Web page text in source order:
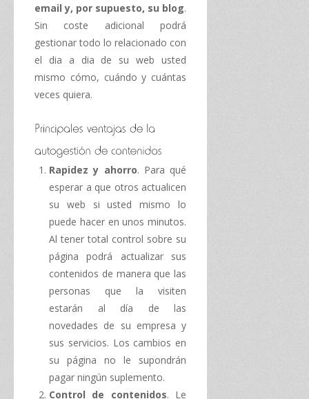
email y, por supuesto, su blog.
Sin coste adicional podrá
gestionar todo lo relacionado con
el dia a dia de su web usted
mismo cómo, cuándo y cuántas
veces quiera.
Rapidez y ahorro. Para qué
esperar a que otros actualicen
su web si usted mismo lo
puede hacer en unos minutos.
Al tener total control sobre su
página podrá actualizar sus
contenidos de manera que las
personas que la visiten
estarán al día de las
novedades de su empresa y
sus servicios. Los cambios en
su página no le supondrán
pagar ningún suplemento.
Control de contenidos. Le